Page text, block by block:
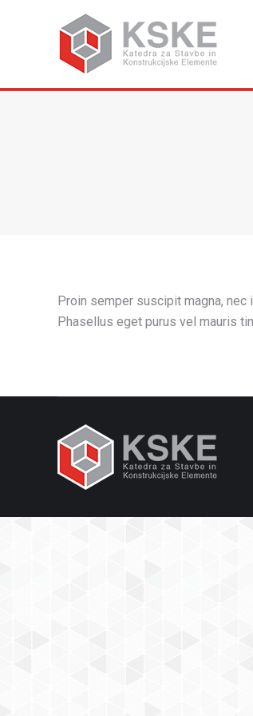
Proin semper suscipit magna,
Phasellus eget purus vel mauris